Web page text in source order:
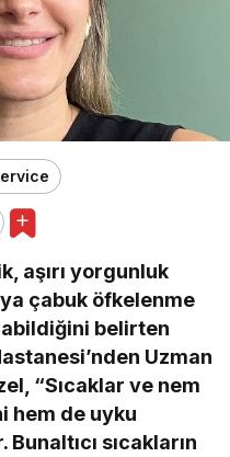
aşırı yorgunluk
çabuk öfkelenme
belirten
Uzman
“Sıcaklar ve nem
hem de uyku
sıcakların